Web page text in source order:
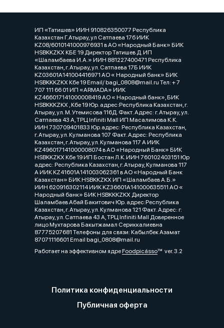
ИП «Татишев» ИИН 910826350077 Республика
Казахстан Г.Атырау, ул Сатпаева 17б ИИК
KZ08/6010141000976931 в АО «Народный Банк» БИК
HSBKKZKX КБЕ 19 Директор Татишев Д. ИП
«Шаламбаева И.А.» ИИН 881227400471 Республика
Казахстан, г. Атырау, ул. Сатпаева 17Б ИИК
KZ03601A141004416971 АО « Народный банк» БИК
HSBKKKZKX Кбе 19 Email/ bagi_0808@mail.ru Тел: + 7
707 111 66 01 ИП «ARMADA» ИИК
KZ466017141000008419 АО « Народный банк», БИК
HSBKKKZKX , Кбе 19 Юр. адрес:Республика Казахстан, г.
Атырау, ул. М. Утемисова 116Д. Факт. Адрес: г. Атырау, ул.
Сатпаева 43 А, ТРЦ Infiniti Mall ИП Масалимова К.К.
ИИН 730709401833 Юр.адрес: Республика Казахстан,
г. Атырау, ул. Кулманова 107 Факт. Адрес: Республика
Казахстан, г. Атырау, ул. Кулманова 117 А ИИК
KZ496017141000008074 в АО «Народный Банк» БИК
HSBKKZKX Кбе 19 ИП Бостан Л.К. ИИН 760102403151 Юр
адрес: Республика Казахстан, г. Атырау, Кулманова 117
А ИИК KZ41601A141003062361 в АО «Народный Банк
Казахстан» БИК HSBKKZKX ИП «Шаламбаев А.Б.»
ИИН 620916302114 ИИК KZ36601A141000635511 АО «
Народный банк» БИК HSBKKKZKX Директор
Шаламбаев Абай Бакитович Юр. адрес:Республика
Казахстан, г. Атырау, ул. Кулманова 121 Факт. Адрес: г.
Атырау, ул. Сатпаева 43 А, ТРЦ Infiniti Mall Доверенное
лицо Мухтарова Бакытжамал Сериккалиевна
87775207681 Телефоны для связи: Кабылбек Азамат
87071116601 Email bagi_0808@mail.ru
Работает на эффективном ядреFoodpicássover. 3.2
Политика конфиденциальности
Публичная оферта